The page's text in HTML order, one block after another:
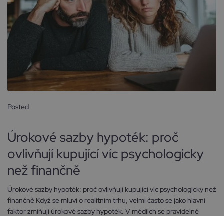
Posted
Úrokové sazby hypoték: proč
ovlivňují kupující víc psychologicky
než finančně
Úrokové sazby hypoték: proč ovlivňují kupující víc psychologicky než
finančně Když se mluví o realitním trhu, velmi často se jako hlavní
faktor zmiňují úrokové sazby hypoték. V médiích se pravidelně